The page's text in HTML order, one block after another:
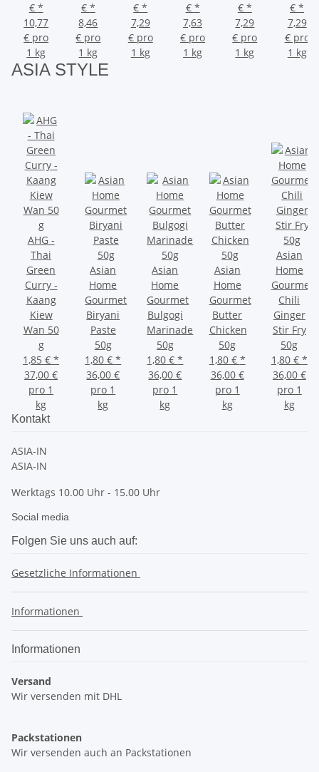
€ *
10,77
€ pro
1 kg
€ *
8,46
€ pro
1 kg
€*
7,29
€ pro
1 kg
€ *
7,63
€ pro
1 kg
€ *
7,29
€ pro
1 kg
€*
7,29
€ pro
1 kg
ASIASTYLE
AHG -
Thai
Green
Curry -
Kaang
Kiew
Wan 50
g
1,85 €*
37,00 €
pro 1
kg
Asian
Home
Gourmet
Biryani
Paste
50g
1,80 €*
36,00 €
pro 1
kg
Asian
Home
Gourmet
Bulgogi
Marinade
50g
1,80 €*
36,00 €
pro 1
kg
Asian
Home
Gourmet
Butter
Chicken
50g
1,80 € *
36,00 €
pro 1
kg
Asian
Home
Gourmet
Chili
Ginger
Stir Fry
50g
1,80 € *
36,00 €
pro 1
kg
Kontakt
ASIA-IN
ASIA-IN
Werktags 10.00 Uhr - 15.00 Uhr
Social media
Folgen Sie uns auch auf:
Gesetzliche Informationen
Informationen
Informationen
Versand
Wir versenden mit DHL
Packstationen
Wir versenden auch an Packstationen